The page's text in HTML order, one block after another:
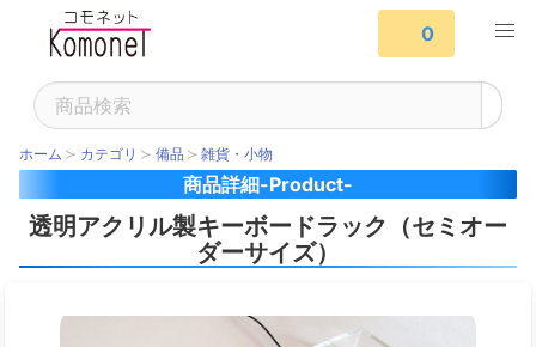
0
ホーム カテゴリ 備品 雑貨・小物
商品詳細-Product-
透明アクリル製キーボードラック（セミオー
ダーサイズ）